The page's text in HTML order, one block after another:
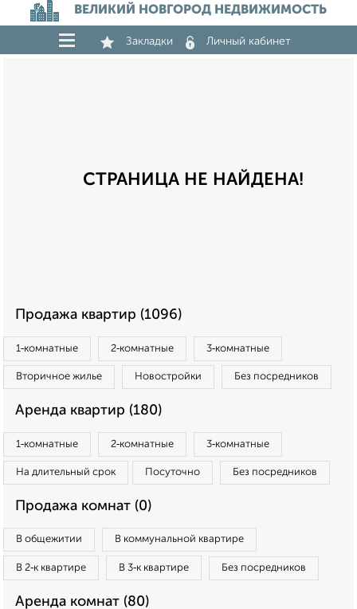
ВЕЛИКИЙ НОВГОРОД НЕДВИЖИМОСТЬ
Закладки Личный кабинет
СТРАНИЦА НЕ НАЙДЕНА!
Продажа квартир (1096)
1‑комнатные 2‑комнатные 3‑комнатные
Вторичное жилье Новостройки Без посредников
Аренда квартир (180)
1‑комнатные 2‑комнатные 3‑комнатные
На длительный срок Посуточно Без посредников
Продажа комнат (0)
В общежитии В коммунальной квартире
В 2‑к квартире В 3‑к квартире Без посредников
Аренда комнат (80)